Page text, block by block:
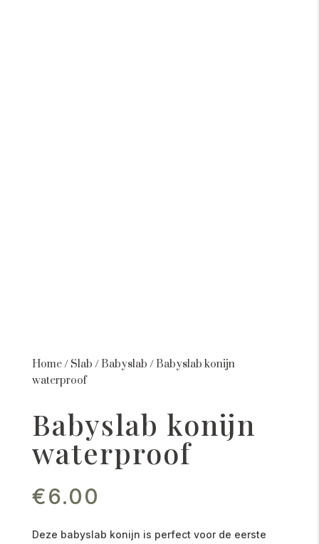
Home/ Slab / Babyslab / Babyslab konijn
waterproof
Babyslab konijn
waterproof
€6.00
Deze babyslab konijn is perfect voor de eerste